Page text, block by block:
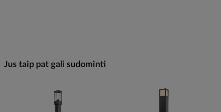
Jus taip pat gali sudominti